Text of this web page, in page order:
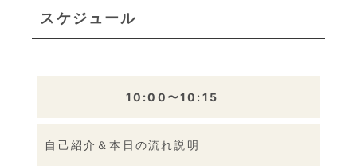
スケジュール
10:00〜10:15
自己紹介＆本日の流れ説明